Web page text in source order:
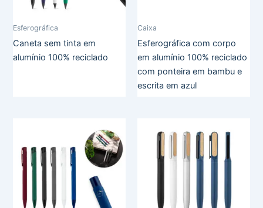
Esferográfica
Caneta sem tinta em
alumínio 100% reciclado
Caixa
Esferográfica com corpo
em alumínio 100% reciclado
com ponteira em bambu e
escrita em azul